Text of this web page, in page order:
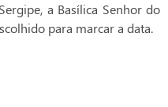
a Basílica Senhor do
para marcar a data.